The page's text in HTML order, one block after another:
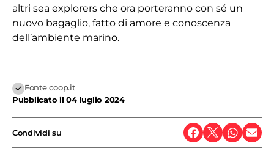
altri sea explorers che ora porteranno con sé un
nuovo bagaglio, fatto di amore e conoscenza
dell’ambiente marino.
Fonte coop.it
Pubblicato il04 luglio 2024
Condividi su